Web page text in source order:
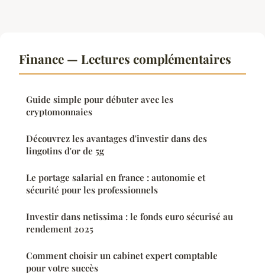
Finance — Lectures complémentaires
Guide simple pour débuter avec les
cryptomonnaies
Découvrez les avantages d'investir dans des
lingotins d'or de 5g
Le portage salarial en france : autonomie et
sécurité pour les professionnels
Investir dans netissima : le fonds euro sécurisé au
rendement 2025
Comment choisir un cabinet expert comptable
pour votre succès